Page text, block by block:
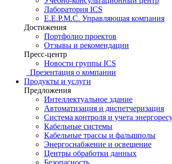
Лаборатория ICS
E.E.P.M.C. Управляющая компания
Достижения
Портфолио проектов
Отзывы и рекомендации
Пресс-центр
Новости группы ICS
Презентация о компании
Продукты и услуги
Предложения
Интеллектуальное здание
Автоматизация и диспетчеризация
Система контроля и учета
Кабельные системы
Кабельные трассы и фальшполы
Энергоснабжение и освещение
Центры обработки данных
Безопасность